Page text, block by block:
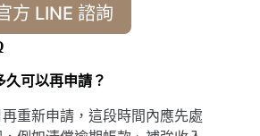
方 LINE 諮詢
久可以再申請？
重新申請，這段時間內應先處